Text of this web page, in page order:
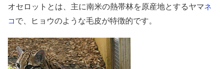
オセロットとは、主に南米の熱帯林を原産地とするヤマネ
コ で、ヒョウのような毛皮が特徴的です。